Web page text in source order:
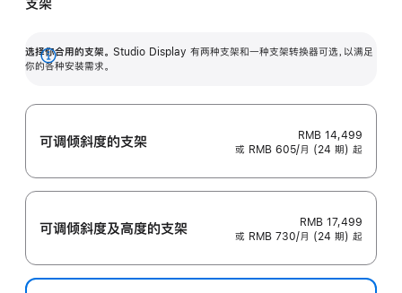
选择你合用的支架。 Studio Display 有两种支架和一种支架转换器可选，以满足
你的各种安装需求。
展
可调倾斜度的支架
RMB 14,499
或 RMB 605/月 (24 期) 起
可调倾斜度及高‍度的支‍架
RMB 17,499
或 RMB 730/月 (24 期) 起